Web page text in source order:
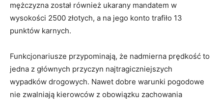
mężczyzna został również ukarany mandatem w
wysokości 2500 złotych, a na jego konto trafiło 13
punktów karnych.
Funkcjonariusze przypominają, że nadmierna prędkość to
jedna z głównych przyczyn najtragiczniejszych
wypadków drogowych. Nawet dobre warunki pogodowe
nie zwalniają kierowców z obowiązku zachowania